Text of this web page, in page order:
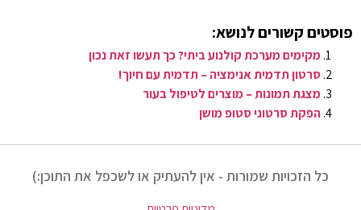
פוסטים קשורים לנושא:
מקימים מערכת קולנוע ביתי? כך תעשו זאת נכון
סרטון תדמית אנימציה – תדמית עם חיוך!
מצגת תמונות – מוצרים לטיפול בעור
הפקת סרטוני סטופ מושן
כל הזכויות שמורות - אין להעתיק או לשכפל את התוכן:)